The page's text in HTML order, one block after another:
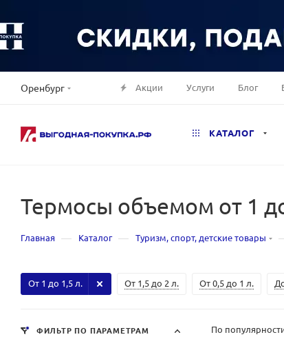
Оренбург Акции Услуги Блог
КАТАЛОГ
Термосы объемом от 1
Главная — Каталог — Туризм, спорт, детские товары
От 1,5 до 2 л.
От 1 до 1,5 л. От 0,5 до 1 л.
По
ФИЛЬТР ПО ПАРАМЕТРАМ